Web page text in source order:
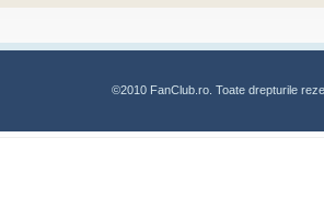
©2010 FanClub.ro. Toate drepturile